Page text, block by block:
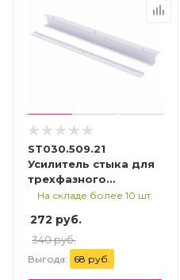
ST030.509.21
Усилитель стыка для
трехфазного
шинопровода ST-
Трехфазная трековая
система
На складе более 10 шт.
272 руб.
340 руб.
Выгода: 68 руб.